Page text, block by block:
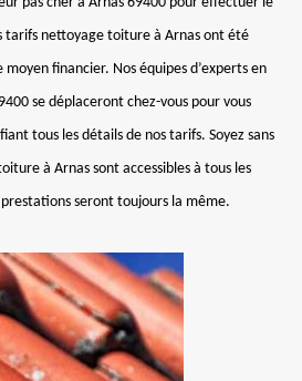
tarifs nettoyage toiture à Arnas ont été
financier. Nos équipes d’experts en
se déplaceront chez-vous pour vous
tous les détails de nos tarifs. Soyez sans
à Arnas sont accessibles à tous les
seront toujours la même.